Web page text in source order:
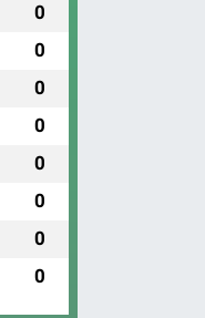
0
0
0
0
0
0
0
0